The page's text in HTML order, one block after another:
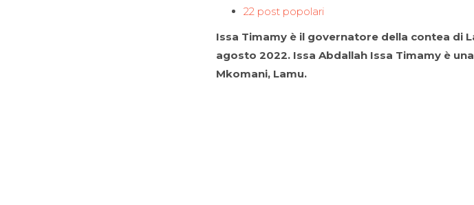
22 post popolari
Issa Timamy è il governatore della contea di
agosto 2022. Issa Abdallah Issa Timamy è
Mkomani, Lamu.